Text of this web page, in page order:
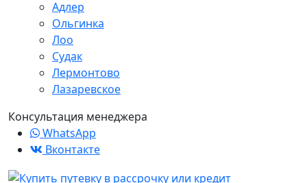
Адлер
Ольгинка
Лоо
Судак
Лермонтово
Лазаревское
Консультация менеджера
WhatsApp
Вконтакте